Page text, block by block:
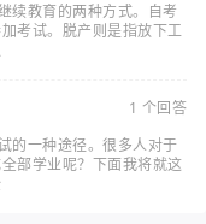
续教育的两种方式。自考
考试。脱产则是指放下工
1 个回答
的一种途径。很多人对于
部学业呢？下面我将就这